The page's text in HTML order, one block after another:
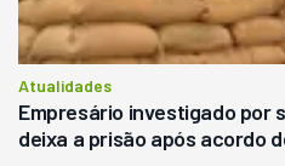
Atualidades
Empresário investigado por
deixa a prisão após acordo